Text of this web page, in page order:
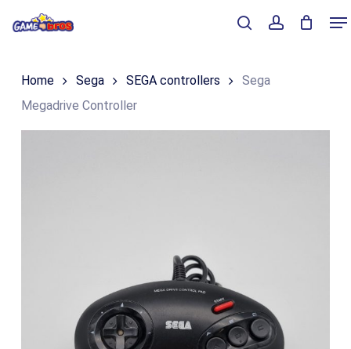
content
Winkelmand
Home Sega SEGA controllers
Sega
Megadrive Controller